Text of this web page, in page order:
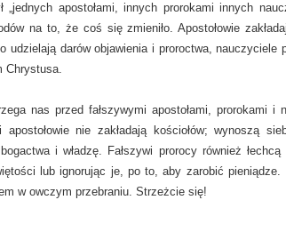
„jednych apostołami, innych prorokami innych
na to, że coś się zmieniło. Apostołowie
udzielają darów objawienia i proroctwa, nauczyciele
Chrystusa.
nas przed fałszywymi apostołami, prorokami i
nie zakładają kościołów; wynoszą
i władzę. Fałszywi prorocy również
lub ignorując je, po to, aby zarobić pieniądze.
w owczym przebraniu. Strzeżcie się!